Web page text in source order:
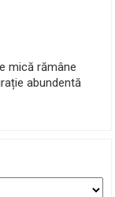
mică rămâne
abundentă